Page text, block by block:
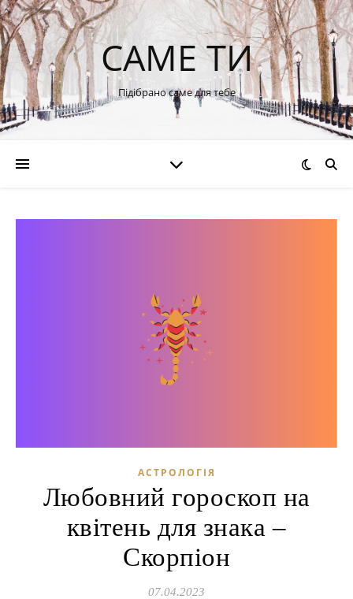
САМЕ ТИ
Підібрано саме для тебе
АСТРОЛОГІЯ
Любовний гороскоп на
квітень для знака –
Скорпіон
07.04.2023